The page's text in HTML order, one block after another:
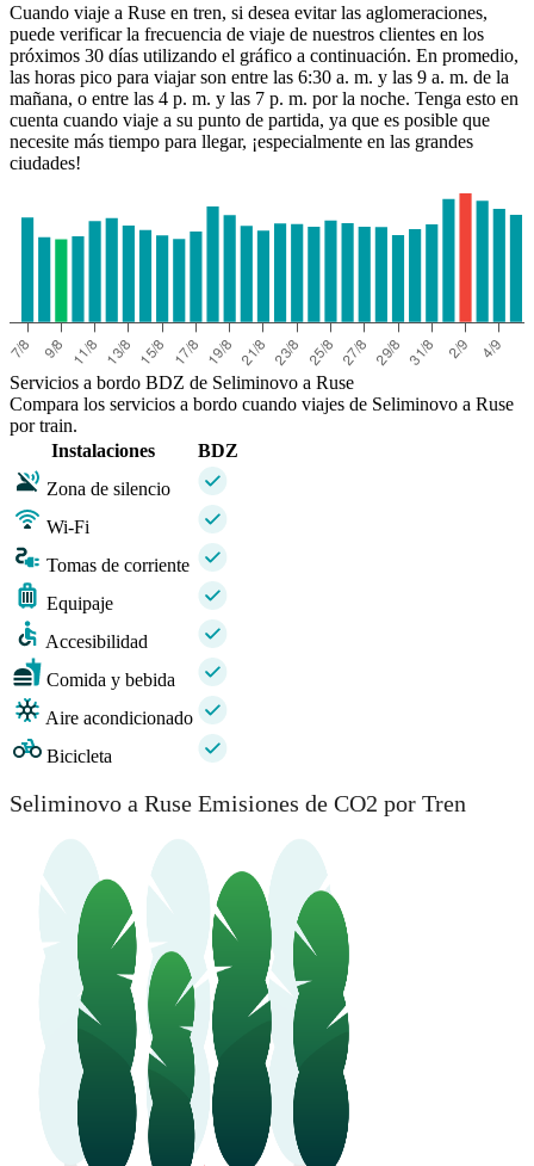
Cuando viaje a Ruse en tren, si desea evitar las aglomeraciones,
puede verificar la frecuencia de viaje de nuestros clientes en los
próximos 30 días utilizando el gráfico a continuación. En promedio,
las horas pico para viajar son entre las 6:30 a. m. y las 9 a. m. de la
mañana, o entre las 4 p. m. y las 7 p. m. por la noche. Tenga esto en
cuenta cuando viaje a su punto de partida, ya que es posible que
necesite más tiempo para llegar, ¡especialmente en las grandes
ciudades!
Servicios a bordo BDZ de Seliminovo a Ruse
Compara los servicios a bordo cuando viajes de Seliminovo a Ruse
por train.
Instalaciones
BDZ
Zona de silencio
Wi-Fi
Tomas de corriente
Equipaje
Accesibilidad
Comida y bebida
Aire acondicionado
Bicicleta
Seliminovo a Ruse Emisiones de CO2 por Tren